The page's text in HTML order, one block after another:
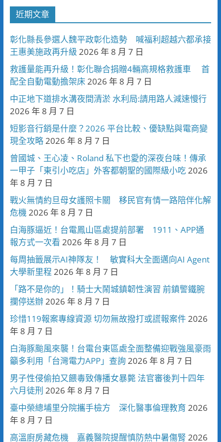
近期文章
彰化縣長參選人魏平政彰化造勢 喊福利超越六都承接
王惠美施政再升級 2026 年 8 月 7 日
救護量能再升級！彰化聯合捐贈4輛高規格救護車 首
配全自動電動擔架床2026 年 8 月 7 日
中正地下道排水溝夜間清淤 水利局:請用路人減速慢行
2026 年 8 月 7 日
短影音行銷是什麼？2026 平台比較、優缺點與電商變
現全攻略2026 年 8 月 7 日
曾國城、王心凌、Roland 私下也愛的深夜台味！傳承
一甲子「東引小吃店」外客都朝聖的國際級小吃2026
年 8 月 7 日
戰火無情約旦母女護照卡關 移民官有情一路陪伴化解
危機2026 年 8 月 7 日
白海豚逼近！台電鳳山區處提前部署 1911、APP通
報方式一次看 2026 年 8 月 7 日
每周抽籤展示AI神隊友！ 敏實科大全面邁向AI Agent
大學新里程 2026 年 8 月 7 日
「路不是你的」！騎士大鬧城鎮韌性演習 前鎮警鐵腕
攔停送辦2026 年 8 月 7 日
珍惜119報案專線資源 切勿無故撥打或謊報案件2026
年 8 月 7 日
白海豚颱風來襲！台電台東區處全面整備迎戰強風豪雨
籲多利用「台灣電力APP」查詢 2026 年 8 月 7 日
男子性侵偷拍又餵毒致傳播女暴斃 法官審後判十四年
六月徒刑 2026 年 8 月 7 日
臺中榮總埔里分院攜手檢方 深化醫事倫理教育 2026
年 8 月 7 日
高溫廚房藏危機 嘉義醫院提醒慎防熱中暑傷腎 2026